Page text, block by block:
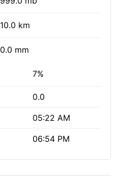
10.0 km
0.0 mm
7%
0.0
05:22 AM
06:54 PM